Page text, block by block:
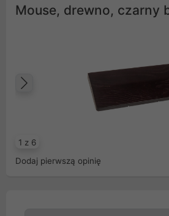
Mouse, drewno, czarny
1 z 6
Poprzedni
Dodaj pierwszą opinię